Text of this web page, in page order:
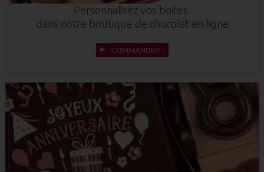
Personnalisez vos boites
dans notre boutique de chocolat en ligne
COMMANDER